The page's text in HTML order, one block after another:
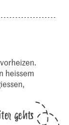
heissem
gehts